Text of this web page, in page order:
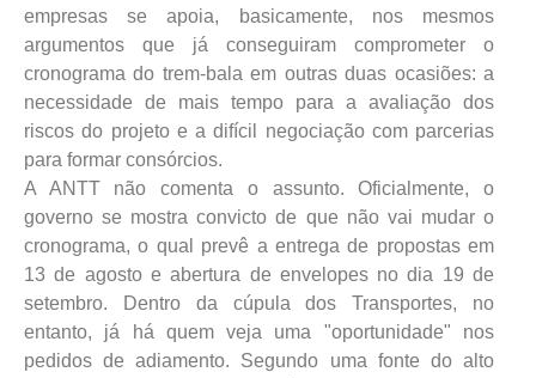
empresas se apoia, basicamente, nos mesmos
argumentos que já conseguiram comprometer o
cronograma do trem-bala em outras duas ocasiões: a
necessidade de mais tempo para a avaliação dos
riscos do projeto e a difícil negociação com parcerias
para formar consórcios.
A ANTT não comenta o assunto. Oficialmente, o
governo se mostra convicto de que não vai mudar o
cronograma, o qual prevê a entrega de propostas em
13 de agosto e abertura de envelopes no dia 19 de
setembro. Dentro da cúpula dos Transportes, no
entanto, já há quem veja uma "oportunidade" nos
pedidos de adiamento. Segundo uma fonte do alto